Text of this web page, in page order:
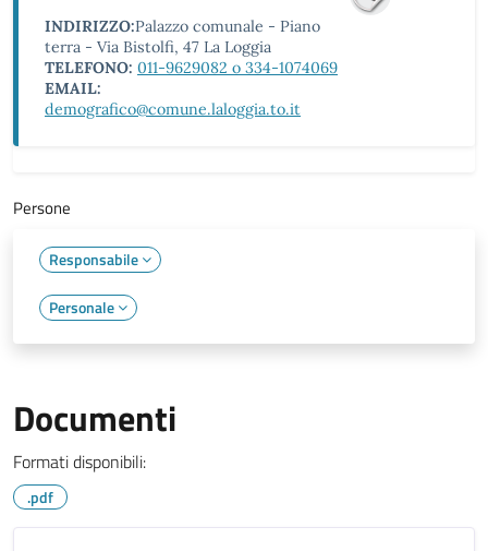
INDIRIZZO:Palazzo comunale - Piano
terra - Via Bistolfi, 47 La Loggia
TELEFONO: 011-9629082 o 334-1074069
EMAIL:
demografico@comune.laloggia.to.it
Persone
Responsabile
Personale
Documenti
Formati disponibili:
.pdf